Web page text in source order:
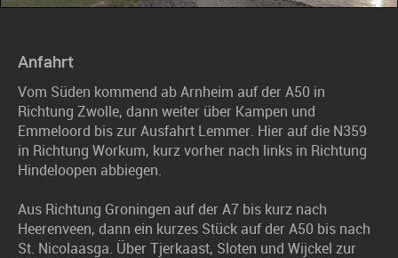
Anfahrt
Vom Süden kommend ab Arnheim auf der A50 in
Richtung Zwolle, dann weiter über Kampen und
Emmeloord bis zur Ausfahrt Lemmer. Hier auf die N359
in Richtung Workum, kurz vorher nach links in Richtung
Hindeloopen abbiegen.
Aus Richtung Groningen auf der A7 bis kurz nach
Heerenveen, dann ein kurzes Stück auf der A50 bis nach
St. Nicolaasga. Über Tjerkaast, Sloten und Wijckel zur